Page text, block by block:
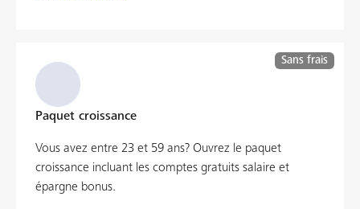
Sans frais
Paquet croissance
Vous avez entre 23 et 59 ans? Ouvrez le paquet
croissance incluant les comptes gratuits salaire et
épargne bonus.